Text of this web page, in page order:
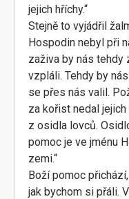
jejich hříchy.“
Stejně to vyjádřil
Hospodin nebyl při
zaživa by nás tehdy
vzpláli. Tehdy by
se přes nás valil.
za kořist nedal
z osidla lovců.
pomoc je ve jménu
zemi.“
Boží pomoc
jak bychom si přáli.